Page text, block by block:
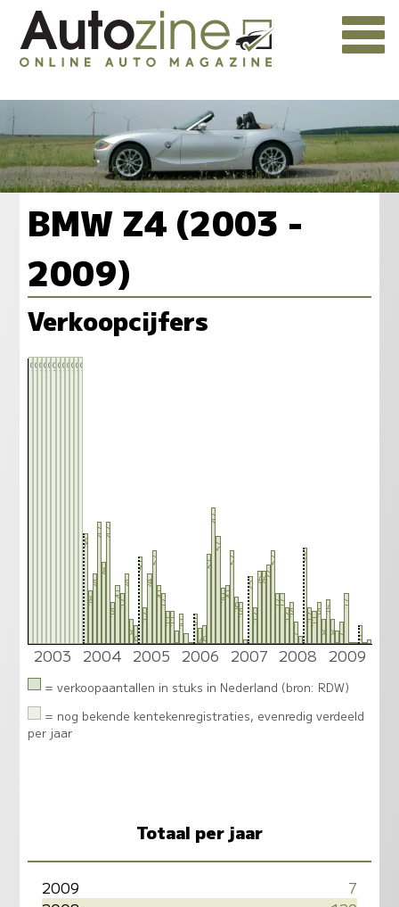
BMW Z4 (2003 -
2009)
Verkoopcijfers
99
99
99
99
99
99
99
99
99
99
9999
38
18
24
42
28
42
14
20
17
24
8
6
30
12
24
32
20
17
11
11
4
10
3
0
10
5
6
31
47
37
19
20
32
16
14
1
23
12
25
25
27
32
17
17
12
14
7
33
12
11
14
8
15
8
4
7
17
0
0
6
0
1
2003 2004 2005 2006 2007 2008 2009
= verkoopaantallen in stuks in Nederland (bron: RDW)
= nog bekende kentekenregistraties, evenredig verdeeld
per jaar
Totaal per jaar
2009
7